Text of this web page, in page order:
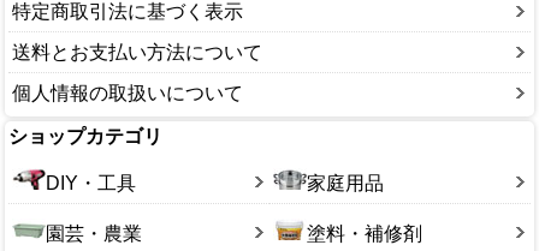
特定商取引法に基づく表示
送料とお支払い方法について
個人情報の取扱いについて
ショップカテゴリ
DIY・工具 家庭用品
園芸・農業 塗料・補修剤